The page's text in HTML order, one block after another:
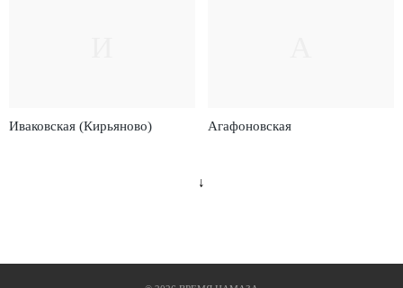
Иваковская (Кирьяново) Агафоновская
↓